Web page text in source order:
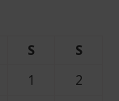
S
S
1
2